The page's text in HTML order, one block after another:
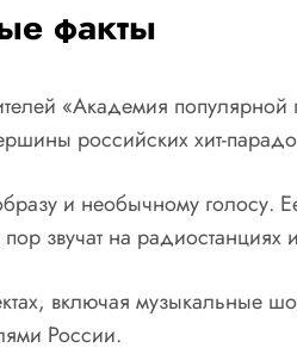
факты
«Академия популярной
российских хит-
и необычному голосу. Ее
звучат на радиостанциях
включая музыкальные
России.